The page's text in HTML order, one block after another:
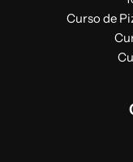
Curso de